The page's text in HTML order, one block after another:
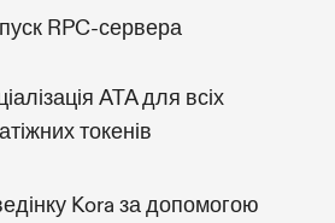
RPC-сервера
ATA для всіх
токенів
Kora за допомогою